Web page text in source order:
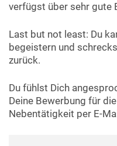
verfügst über sehr gute
Last but not least: Du
begeistern und
zurück.
Du fühlst Dich
Deine Bewerbung für
Nebentätigkeit per E-